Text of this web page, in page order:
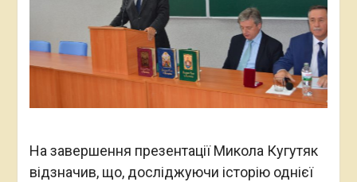
На завершення презентації Микола Кугутяк
відзначив, що, досліджуючи історію однієї